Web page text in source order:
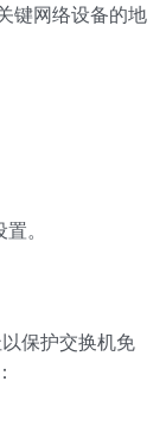
键网络设备的地
。
保护交换机免